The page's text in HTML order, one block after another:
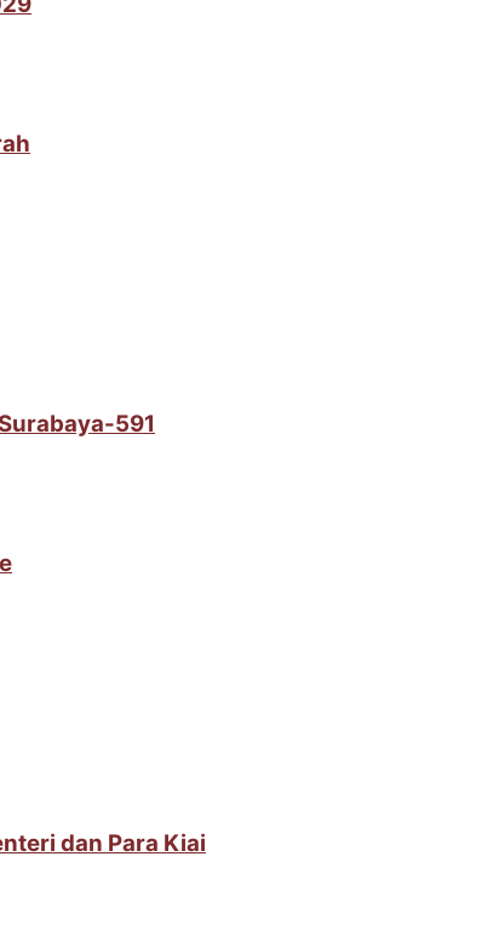
591
dan Para Kiai